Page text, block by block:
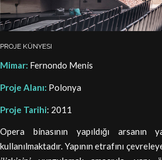
PROJE KÜNYESI
Mimar: Fernondo Menis
Proje Alanı: Polonya
Proje Tarihi: 2011
Opera binasının yapıldığı
kullanılmaktadır. Yapının etrafını